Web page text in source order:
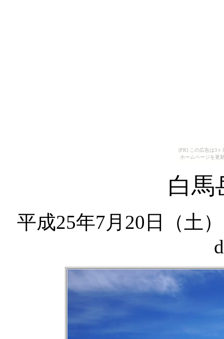
[PR] この広告は3
ホームページを更
白馬
平成25年7月20日（土